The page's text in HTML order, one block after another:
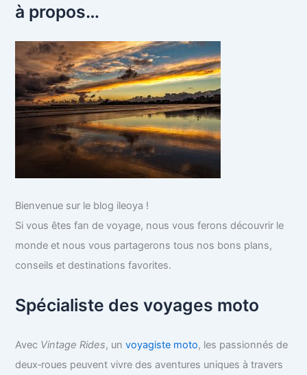
à propos…
Bienvenue sur le blog ileoya !
Si vous êtes fan de voyage, nous vous ferons découvrir le
monde et nous vous partagerons tous nos bons plans,
conseils et destinations favorites.
Spécialiste des voyages moto
Avec Vintage Rides, unvoyagiste moto, les passionnés de
deux‑roues peuvent vivre des aventures uniques à travers